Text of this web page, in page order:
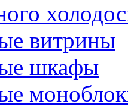
витрины
шкафы